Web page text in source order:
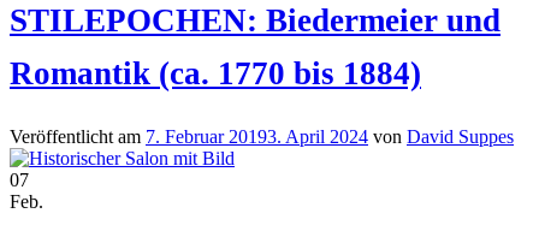
STILEPOCHEN: Biedermeier und
Romantik (ca. 1770 bis 1884)
Veröffentlicht am 7. Februar 20193. April 2024 von David Suppes
07
Feb.